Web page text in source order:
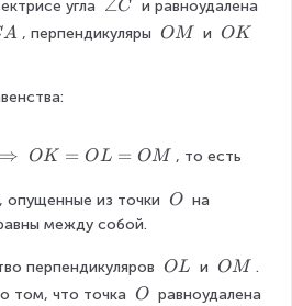
e
B
A
O
угла \
a
∠C и равноудалена
A , перпендикуляры \
OM и \
OK
OK = OL = OM , то есть
опущенные из точки \
O на
между собой.
перпендикуляров \
\
OL и \
\
OM .
том, что точка \
O равноудалена